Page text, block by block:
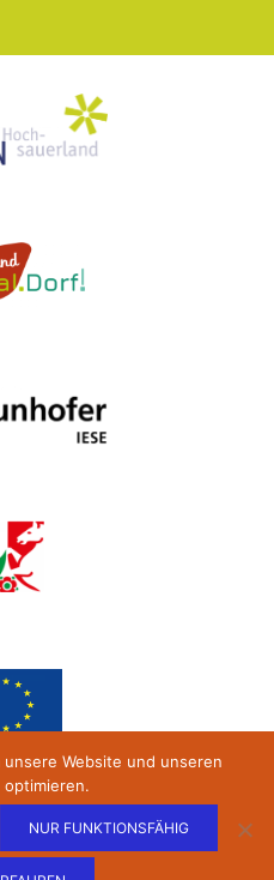
Website und unseren
optimieren.
NUR FUNKTIONSFÄHIG